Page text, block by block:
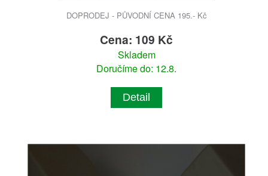
DOPRODEJ - PŮVODNÍ CENA 195.- Kč
Cena: 109 Kč
Skladem
Doručíme do: 12.8.
Detail